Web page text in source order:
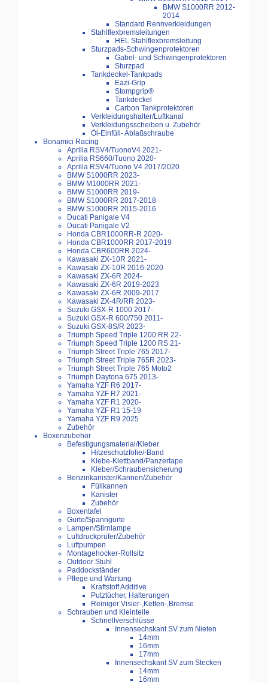
BMW S1000RR 2012-
2014
Standard Rennverkleidungen
Stahlflexbremsleitungen
HEL Stahlflexbremsleitung
Sturzpads-Schwingenprotektoren
Gabel- und Schwingenprotektoren
Sturzpad
Tankdeckel-Tankpads
Eazi-Grip
Stompgrip®
Tankdeckel
Carbon Tankprotektoren
Verkleidungshalter/Luftkanal
Verkleidungsscheiben u. Zubehör
Öl-Einfüll- Ablaßschraube
Bonamici Racing
Aprilia RSV4/TuonoV4 2021-
Aprilia RS660/Tuono 2020-
Aprilia RSV4/Tuono V4 2017/2020
BMW S1000RR 2023-
BMW M1000RR 2021-
BMW S1000RR 2019-
BMW S1000RR 2017-2018
BMW S1000RR 2015-2016
Ducati Panigale V4
Ducati Panigale V2
Honda CBR1000RR-R 2020-
Honda CBR1000RR 2017-2019
Honda CBR600RR 2024-
Kawasaki ZX-10R 2021-
Kawasaki ZX-10R 2016-2020
Kawasaki ZX-6R 2024-
Kawasaki ZX-6R 2019-2023
Kawasaki ZX-6R 2009-2017
Kawasaki ZX-4R/RR 2023-
Suzuki GSX-R 1000 2017-
Suzuki GSX-R 600/750 2011-
Suzuki GSX-8S/R 2023-
Triumph Speed Triple 1200 RR 22-
Triumph Speed Triple 1200 RS 21-
Triumph Street Triple 765 2017-
Triumph Street Triple 765R 2023-
Triumph Street Triple 765 Moto2
Triumph Daytona 675 2013-
Yamaha YZF R6 2017-
Yamaha YZF R7 2021-
Yamaha YZF R1 2020-
Yamaha YZF R1 15-19
Yamaha YZF R9 2025
Zubehör
Boxenzubehör
Befestigungsmaterial/Kleber
Hitzeschutzfolie/-Band
Klebe-Klettband/Panzertape
Kleber/Schraubensicherung
Benzinkanister/Kannen/Zubehör
Füllkannen
Kanister
Zubehör
Boxentafel
Gurte/Spanngurte
Lampen/Stirnlampe
Luftdruckprüfer/Zubehör
Luftpumpen
Montagehocker-Rollsitz
Outdoor Stuhl
Paddockständer
Pflege und Wartung
Kraftstoff Additive
Putztücher, Halterungen
Reiniger Visier-,Ketten-,Bremse
Schrauben und Kleinteile
Schnellverschlüsse
Innensechskant SV zum Nieten
14mm
16mm
17mm
Innensechskant SV zum Stecken
14mm
16mm